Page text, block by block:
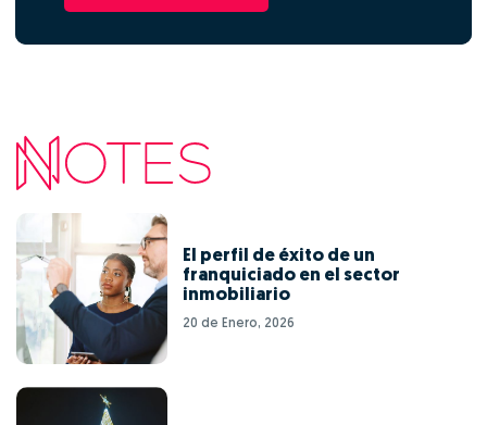
El perfil de éxito de un
franquiciado en el sector
inmobiliario
20 de Enero, 2026